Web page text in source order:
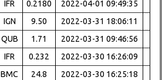
IFR 0.2180
2022-04-01 09:49:35
IGN 9.50
2022-03-31 18:06:11
QUB 1.71
2022-03-31 09:46:56
IFR 0.232
2022-03-30 16:26:09
BMC 24.8
2022-03-30 16:25:18